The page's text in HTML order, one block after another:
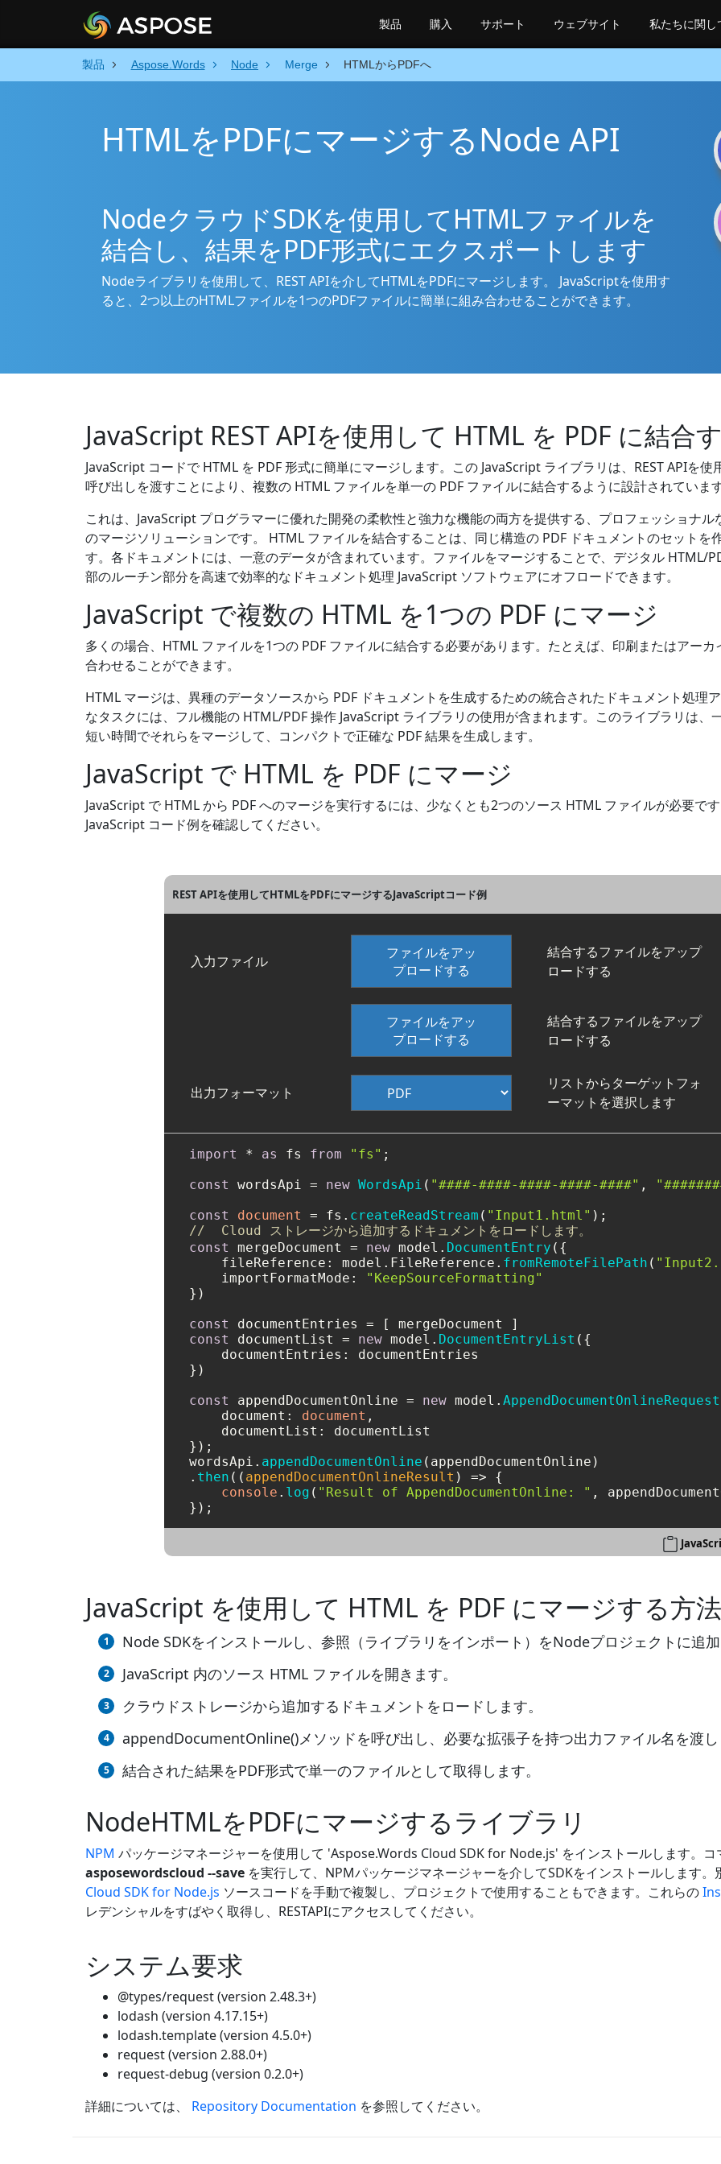
製品 Aspose.Words Node Merge HTMLからPDFへ
HTMLをPDFにマージするNode API
NodeクラウドSDKを使用してHTMLファイルを
結合し、結果をPDF形式にエクスポートします
Nodeライブラリを使用して、REST APIを介してHTMLをPDFにマージします。 JavaScriptを使用す
ると、2つ以上のHTMLファイルを1つのPDFファイルに簡単に組み合わせることができます。
JavaScript REST APIを使用して HTML を PDF に結合
JavaScript コードで HTML を PDF 形式に簡単にマージします。この JavaScript ライブラリは、REST APIを
呼び出しを渡すことにより、複数の HTML ファイルを単一の PDF ファイルに結合するように設計されています
これは、JavaScript プログラマーに優れた開発の柔軟性と強力な機能の両方を提供する、プロフェッショナ
のマージソリューションです。 HTML ファイルを結合することは、同じ構造の PDF ドキュメントのセットを
す。各ドキュメントには、一意のデータが含まれています。ファイルをマージすることで、デジタル HTML/
部のルーチン部分を高速で効率的なドキュメント処理 JavaScript ソフトウェアにオフロードできます。
JavaScript で複数の HTML を1つの PDF にマージ
多くの場合、HTML ファイルを1つの PDF ファイルに結合する必要があります。たとえば、印刷またはアー
合わせることができます。
HTML マージは、異種のデータソースから PDF ドキュメントを生成するための統合されたドキュメント処理
なタスクには、フル機能の HTML/PDF 操作 JavaScript ライブラリの使用が含まれます。このライブラリは、
短い時間でそれらをマージして、コンパクトで正確な PDF 結果を生成します。
JavaScript で HTML を PDF にマージ
JavaScript で HTML から PDF へのマージを実行するには、少なくとも2つのソース HTML ファイルが必要で
JavaScript コード例を確認してください。
REST APIを使用してHTMLをPDFにマージするJavaScriptコード例
入力ファイル
ファイルをアッ
プロードする
結合するファイルをアップ
ロードする
ファイルをアッ
プロードする
結合するファイルをアップ
ロードする
出力フォーマット
リストからターゲットフォ
ーマットを選択します
import * as fs from "fs" ;
const
wordsApi = new WordsApi ( "####-####-####-####-####" ,
const
document = fs. createReadStream ( "Input1.html"
//  Cloud ストレージから追加するドキュメントをロードします。
const
mergeDocument = new model. DocumentEntry ({
fileReference : model. FileReference . fromRemoteFilePath (
importFormatMode :
"KeepSourceFormatting"
})
const
const
documentList = new model. DocumentEntryList ({
documentEntries : documentEntries
})
const
appendDocumentOnline = new model. AppendDocumentOnlineRequest
document : document ,
documentList : documentList
});
wordsApi. appendDocumentOnline (appendDocumentOnline)
. then ( ( appendDocumentOnlineResult ) => {
console . log ( "Result of AppendDocumentOnline: " ,
JavaScript を使用して HTML を PDF にマージする方法
Node SDKをインストールし、参照（ライブラリをインポート）をNodeプロジェクトに追加
JavaScript 内のソース HTML ファイルを開きます。
クラウドストレージから追加するドキュメントをロードします。
appendDocumentOnline()メソッドを呼び出し、必要な拡張子を持つ出力ファイル名を渡し
結合された結果をPDF形式で単一のファイルとして取得します。
NodeHTMLをPDFにマージするライブラリ
NPM パッケージマネージャーを使用して 'Aspose.Words Cloud SDK for Node.js' をインストールします。コ
asposewordscloud --save を実行して、NPMパッケージマネージャーを介してSDKをインストールします
Cloud SDK for Node.js ソースコードを手動で複製し、プロジェクトで使用することもできます。これらの
レデンシャルをすばやく取得し、RESTAPIにアクセスしてください。
システム要求
@types/request (version 2.48.3+)
lodash (version 4.17.15+)
lodash.template (version 4.5.0+)
request (version 2.88.0+)
request-debug (version 0.2.0+)
詳細については、 Repository Documentation を参照してください。
製品 購入 サポート ウェブサイト 私たちに関し